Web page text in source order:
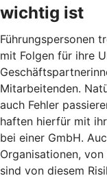
wichtig ist
Führungspersonen
mit Folgen für ihre
Mitarbeitenden.
auch Fehler
haften hierfür mit
bei einer GmbH.
Organisationen,
sind von diesem